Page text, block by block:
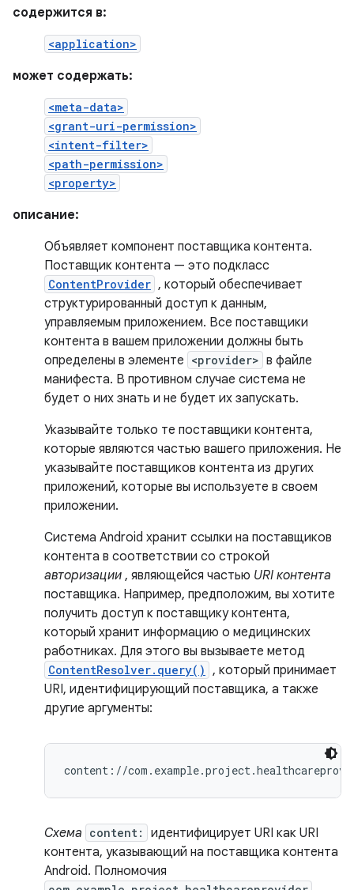
содержится в:
<application>
может содержать:
<meta-data>
<grant-uri-permission>
<intent-filter>
<path-permission>
<property>
описание:
Объявляет компонент поставщика контента.
Поставщик контента — это подкласс
ContentProvider , который обеспечивает
структурированный доступ к данным,
управляемым приложением. Все поставщики
контента в вашем приложении должны быть
определены в элементе <provider> в файле
манифеста. В противном случае система не
будет о них знать и не будет их запускать.
Указывайте только те поставщики контента,
которые являются частью вашего приложения. Не
указывайте поставщиков контента из других
приложений, которые вы используете в своем
приложении.
Система Android хранит ссылки на поставщиков
контента в соответствии со строкой
авторизации , являющейся частью URI контента
поставщика. Например, предположим, вы хотите
получить доступ к поставщику контента,
который хранит информацию о медицинских
работниках. Для этого вы вызываете метод
ContentResolver.query() , который принимает
URI, идентифицирующий поставщика, а также
другие аргументы:
Схема content:
идентифицирует URI как URI
контента, указывающий на поставщика контента
Android. Полномочия